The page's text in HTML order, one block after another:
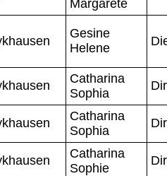
Margarete
Gesine
Helene
Catharina
Sophia
Catharina
Sophia
Catharina
Sophie